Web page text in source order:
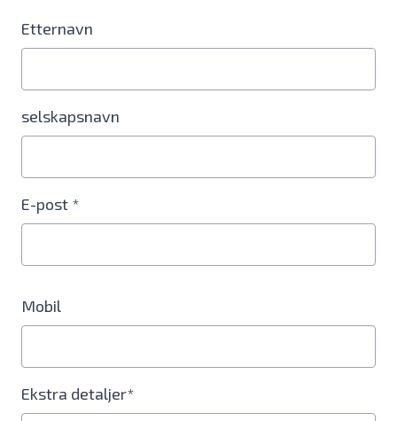
Etternavn
selskapsnavn
E-post *
Mobil
Ekstra detaljer*